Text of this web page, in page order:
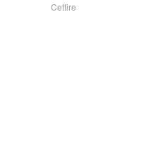
Cettire